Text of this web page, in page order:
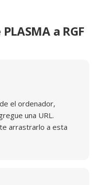
a RGF
el ordenador,
una URL.
arrastrarlo a esta